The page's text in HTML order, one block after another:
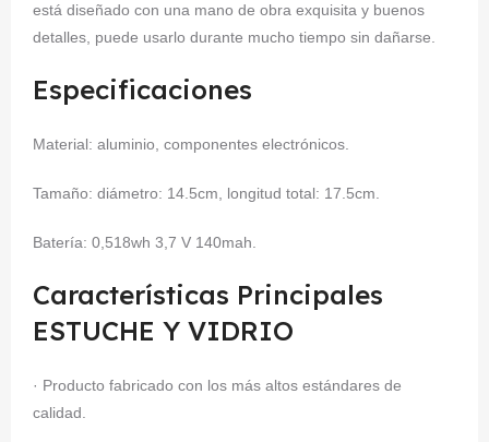
está diseñado con una mano de obra exquisita y buenos
detalles, puede usarlo durante mucho tiempo sin dañarse.
Especificaciones
Material: aluminio, componentes electrónicos.
Tamaño: diámetro: 14.5cm, longitud total: 17.5cm.
Batería: 0,518wh 3,7 V 140mah.
Características Principales
ESTUCHE Y VIDRIO
· Producto fabricado con los más altos estándares de
calidad.